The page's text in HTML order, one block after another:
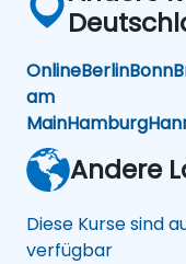
OnlineBerlinBonn
am
MainHamburg
Andere
Diese Kurse sind
verfügbar